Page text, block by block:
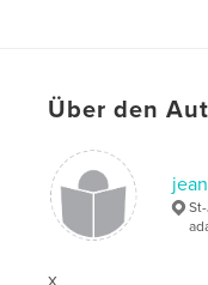
Über den